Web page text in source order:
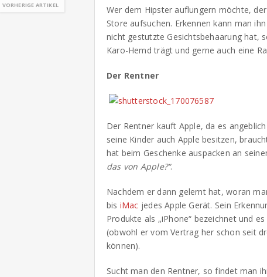
VORHERIGE ARTIKEL
Wer dem Hipster auflungern möchte,
Store aufsuchen. Erkennen kann man
nicht gestutzte Gesichtsbehaarung hat,
Karo-Hemd trägt und gerne auch eine
Der Rentner
Der Rentner kauft Apple, da es
seine Kinder auch Apple besitzen,
hat beim Geschenke auspacken an
das von Apple?“.
Nachdem er dann gelernt hat, woran
bis iMac jedes Apple Gerät. Sein
Produkte als „iPhone“ bezeichnet und
(obwohl er vom Vertrag her schon seit
können).
Sucht man den Rentner, so findet man